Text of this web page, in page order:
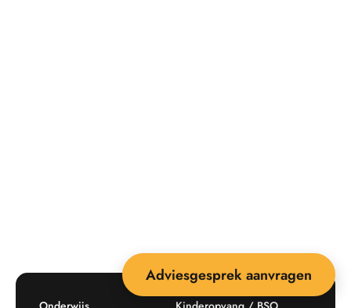
Adviesgesprek aanvragen